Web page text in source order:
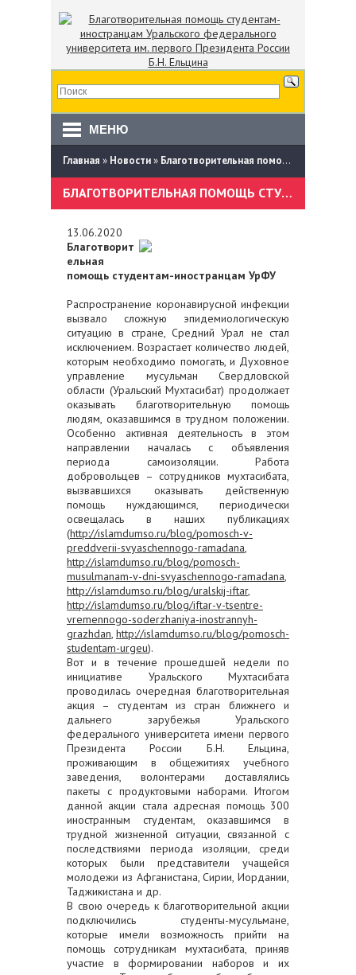
МЕНЮ
Главная » Новости» Благотворительная помощь студентам-иностранцам Уральского федерального университета им. первого Президента России Б.Н. Ельцина
БЛАГОТВОРИТЕЛЬНАЯ ПОМОЩЬ СТУДЕНТАМ-ИНОСТРАНЦАМ УРАЛЬСКОГО ФЕДЕРАЛЬНОГО УНИВЕРСИТЕТА ИМ. ПЕРВОГО ПРЕЗИДЕНТА РОССИИ Б.Н. ЕЛЬЦИНА
13.06.2020
Благотворит
ельная
помощь студентам-иностранцам УрФУ
Распространение коронавирусной инфекции
вызвало сложную эпидемиологическую
ситуацию в стране, Средний Урал не стал
исключением. Возрастает количество людей,
которым необходимо помогать, и Духовное
управление мусульман Свердловской
области (Уральский Мухтасибат) продолжает
оказывать благотворительную помощь
людям, оказавшимся в трудном положении.
Особенно активная деятельность в этом
направлении началась с объявления
периода самоизоляции. Работа
добровольцев – сотрудников мухтасибата,
вызвавшихся оказывать действенную
помощь нуждающимся, периодически
освещалась в наших публикациях
(http://islamdumso.ru/blog/pomosch-v-
preddverii-svyaschennogo-ramadana,
http://islamdumso.ru/blog/pomosch-
musulmanam-v-dni-svyaschennogo-ramadana,
http://islamdumso.ru/blog/uralskij-iftar,
http://islamdumso.ru/blog/iftar-v-tsentre-
vremennogo-soderzhaniya-inostrannyh-
grazhdan, http://islamdumso.ru/blog/pomosch-
studentam-urgeu).
Вот и в течение прошедшей недели по
инициативе Уральского Мухтасибата
проводилась очередная благотворительная
акция – студентам из стран ближнего и
дальнего зарубежья Уральского
федерального университета имени первого
Президента России Б.Н. Ельцина,
проживающим в общежитиях учебного
заведения, волонтерами доставлялись
пакеты с продуктовыми наборами. Итогом
данной акции стала адресная помощь 300
иностранным студентам, оказавшимся в
трудной жизненной ситуации, связанной с
последствиями периода изоляции, среди
которых были представители учащейся
молодежи из Афганистана, Сирии, Иордании,
Таджикистана и др.
В свою очередь к благотворительной акции
подключились студенты-мусульмане,
которые имели возможность прийти на
помощь сотрудникам мухтасибата, приняв
участие в формировании наборов и их